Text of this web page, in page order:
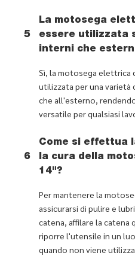
5
La motosega
essere utilizzata
interni che
Sì, la motosega elettrica
utilizzata per una varietà
che all'esterno,
versatile per qualsiasi
6
Come si effettua
la cura della
14"?
Per mantenere la
assicurarsi di pulire e
catena, affilare la catena
riporre l'utensile in un
quando non viene